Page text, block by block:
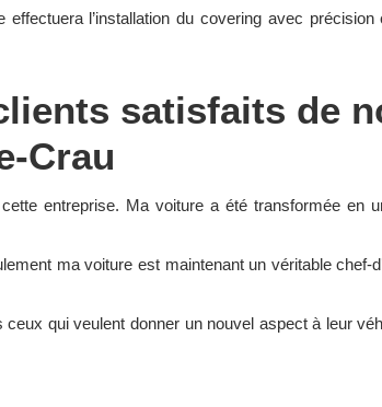
effectuera l’installation du covering avec
satisfaits de
Crau
entreprise. Ma voiture a été transformée en
ma voiture est maintenant un véritable
qui veulent donner un nouvel aspect à leur